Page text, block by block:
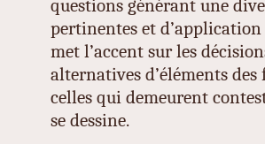
questions générant une
pertinentes et
met l’accent sur les
alternatives d’éléments
celles qui demeurent
se dessine.